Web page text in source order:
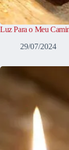
Luz Para o Meu
29/07/2024